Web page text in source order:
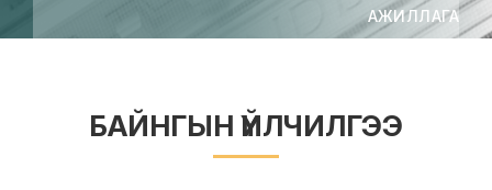
АЖИЛЛАГАА
БАЙНГЫН ҮЙЛЧИЛГЭЭ